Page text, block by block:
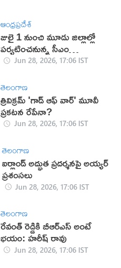
ఆంధ్రప్రదేశ్
జులై 1 నుంచి మూడు జిల్లాల్లో
పర్యటించనున్న సీఎం
చంద్రబాబు
Jun 28, 2026, 17:06 IST
తెలంగాణ
త్రివిక్రమ్ 'గాడ్ ఆఫ్ వార్' మూవీ
ప్రకటన రేపేనా?
Jun 28, 2026, 17:06 IST
తెలంగాణ
ఐర్లాండ్ అద్భుత ప్రదర్శనపై అయ్యర్
ప్రశంసలు
Jun 28, 2026, 17:06 IST
తెలంగాణ
రేవంత్ రెడ్డికి బీఆర్ఎస్ అంటే
భయం: హరీష్ రావు
Jun 28, 2026, 17:06 IST